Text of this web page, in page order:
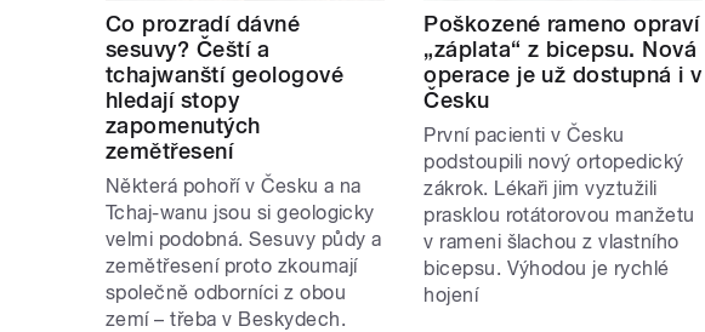
Co prozradí dávné
sesuvy? Čeští a
tchajwanští geologové
hledají stopy
zapomenutých
zemětřesení
Některá pohoří v Česku a na
Tchaj-wanu jsou si geologicky
velmi podobná. Sesuvy půdy a
zemětřesení proto zkoumají
společně odborníci z obou
zemí – třeba v Beskydech.
Poškozené rameno opraví
„záplata“ z bicepsu. Nová
operace je už dostupná i v
Česku
První pacienti v Česku
podstoupili nový ortopedický
zákrok. Lékaři jim vyztužili
prasklou rotátorovou manžetu
v rameni šlachou z vlastního
bicepsu. Výhodou je rychlé
hojení